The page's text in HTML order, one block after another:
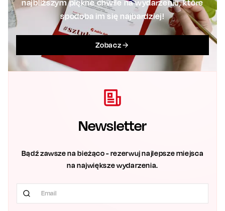
najbliższym piękne chwile na wydarzeniu, które
spodoba im się najbardziej!
Zobacz
Newsletter
Bądź zawsze na bieżąco - rezerwuj najlepsze miejsca
na największe wydarzenia.